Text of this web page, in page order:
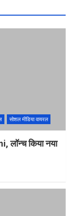
सोशल मीडिया वायरल
लॉन्च किया नया